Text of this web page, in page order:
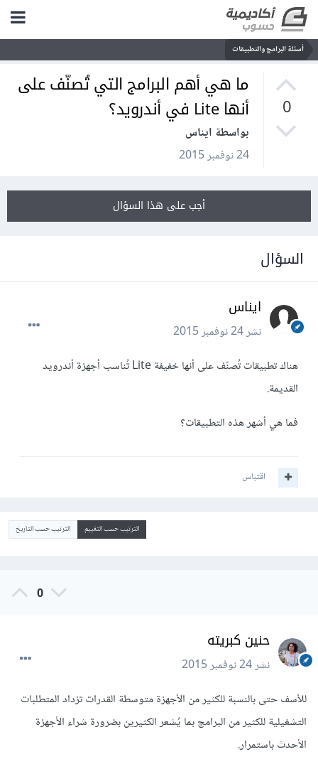
أسئلة البرامج والتطبيقات
0
ما هي أهم البرامج التي تُصنّف على
أنها Lite في أندرويد؟
بواسطة ايناس
24 نوفمبر 2015
أجب على هذا السؤال
السؤال
ايناس
نشر24 نوفمبر 2015
هناك تطبيقات تُصنّف على أنها خفيفة Lite تُناسب أجهزة أندرويد
القديمة.
فما هي أشهر هذه التطبيقات؟
اقتباس
الترتيب حسب التقييم الترتيب حسب التاريخ
0
حنين كبريته
نشر24 نوفمبر 2015
للأسف حتى بالنسبة للكثير من الأجهزة متوسطة القدرات تزداد المتطلبات
التشغيلية للكثير من البرامج بما يُشعر الكثيرين بضرورة شراء الأجهزة
الأحدث باستمرار.